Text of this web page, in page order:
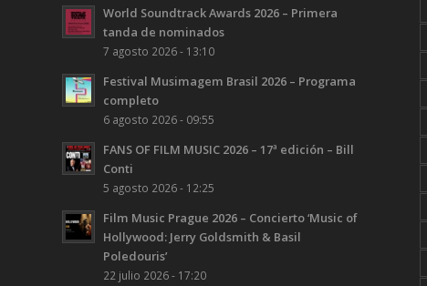
World Soundtrack Awards 2026 – Primera
tanda de nominados
7 agosto 2026 - 13:10
Festival Musimagem Brasil 2026 – Programa
completo
6 agosto 2026 - 09:55
FANS OF FILM MUSIC 2026 – 17ª edición – Bill
Conti
5 agosto 2026 - 12:25
Film Music Prague 2026 – Concierto ‘Music of
Hollywood: Jerry Goldsmith & Basil
Poledouris’
22 julio 2026 - 17:20